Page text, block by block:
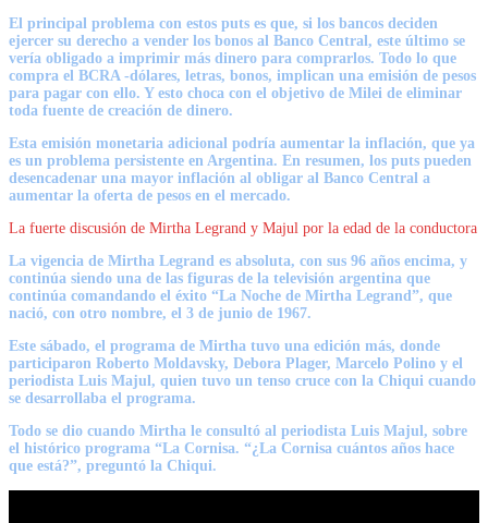
El principal problema con estos puts es que, si los bancos deciden
ejercer su derecho a vender los bonos al Banco Central, este último se
vería obligado a imprimir más dinero para comprarlos. Todo lo que
compra el BCRA -dólares, letras, bonos, implican una emisión de pesos
para pagar con ello. Y esto choca con el objetivo de Milei de eliminar
toda fuente de creación de dinero.
Esta emisión monetaria adicional podría aumentar la inflación, que ya
es un problema persistente en Argentina. En resumen, los puts pueden
desencadenar una mayor inflación al obligar al Banco Central a
aumentar la oferta de pesos en el mercado.
La fuerte discusión de Mirtha Legrand y Majul por la edad de la conductora
La vigencia de Mirtha Legrand es absoluta, con sus 96 años encima, y
continúa siendo una de las figuras de la televisión argentina que
continúa comandando el éxito “La Noche de Mirtha Legrand”, que
nació, con otro nombre, el 3 de junio de 1967.
Este sábado, el programa de Mirtha tuvo una edición más, donde
participaron Roberto Moldavsky, Debora Plager, Marcelo Polino y el
periodista Luis Majul , quien tuvo un tenso cruce con la Chiqui cuando
se desarrollaba el programa.
Todo se dio cuando Mirtha le consultó al periodista Luis Majul, sobre
el histórico programa “La Cornisa. “¿La Cornisa cuántos años hace
que está?”, preguntó la Chiqui.